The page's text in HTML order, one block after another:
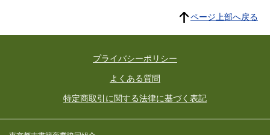
ページ上部へ戻る
プライバシーポリシー
よくある質問
特定商取引に関する法律に基づく表記